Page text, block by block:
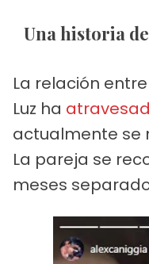
Una historia
La relación
Luz ha
actualmente se
La pareja se
meses